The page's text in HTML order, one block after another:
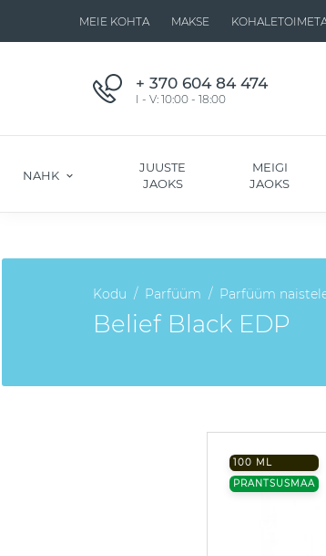
MEIE KOHTA MAKSE
+ 370 604 84 474
I - V: 10:00 - 18:00
NAHK
JUUSTE
JAOKS
MEIGI
JAOKS
Kodu Parfüüm Parfüüm
Belief Black EDP
100 ML
PRANTSUSMAA